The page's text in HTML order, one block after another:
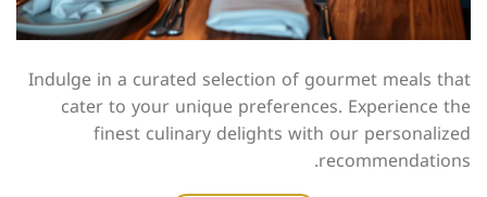
Indulge in a curated selection of gourmet meals that
cater to your unique preferences. Experience the
finest culinary delights with our personalized
recommendations.